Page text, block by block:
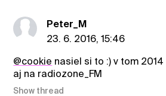
Peter_M
23. 6. 2016, 15:46
@cookie nasiel si to :) v tom
aj na radiozone_FM
Show thread